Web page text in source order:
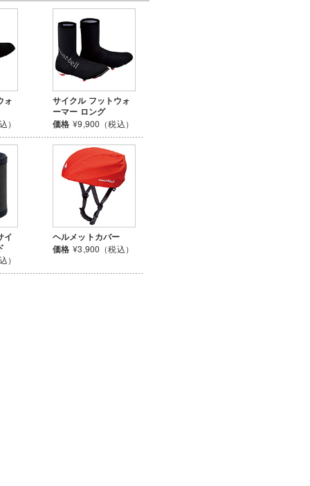
ォ
）
サイクル フットウォ
ーマー ロング
価格 ¥9,900（税込）
イ
）
ヘルメットカバー
価格 ¥3,900（税込）